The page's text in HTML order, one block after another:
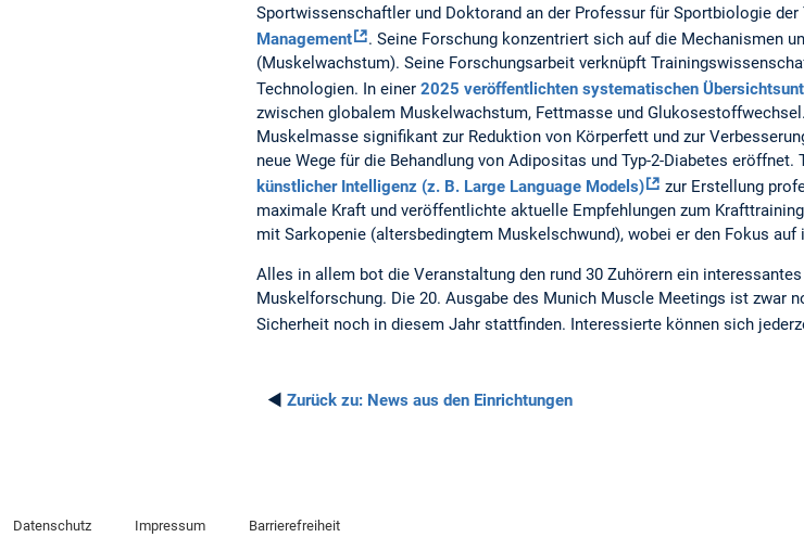
Sportwissenschaftler und Doktorand an der Professur für Sportbiologie der
Management
. Seine Forschung konzentriert sich auf die Mechanismen
(Muskelwachstum). Seine Forschungsarbeit verknüpft
Technologien. In einer 2025 veröffentlichten systematischen
zwischen globalem Muskelwachstum, Fettmasse und
Muskelmasse signifikant zur Reduktion von Körperfett und zur
neue Wege für die Behandlung von Adipositas und Typ-2-Diabetes
künstlicher Intelligenz (z. B. Large Language Models)
zur Erstellung
maximale Kraft und veröffentlichte aktuelle Empfehlungen zum
mit Sarkopenie (altersbedingtem Muskelschwund), wobei er den Fokus
Alles in allem bot die Veranstaltung den rund 30 Zuhörern ein
Muskelforschung. Die 20. Ausgabe des Munich Muscle Meetings ist zwar
Sicherheit noch in diesem Jahr stattfinden. Interessierte können sich
◄ Zurück zu: News aus den Einrichtungen
Datenschutz Impressum Barrierefreiheit